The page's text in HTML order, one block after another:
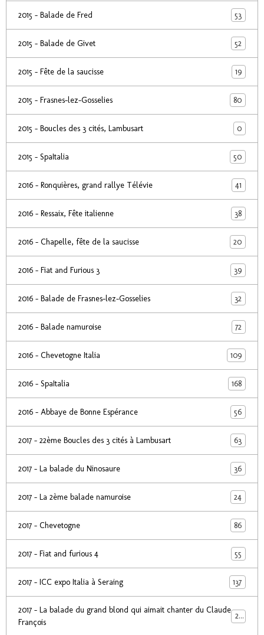
2015 - Balade de Fred 53
2015 - Balade de Givet 52
2015 - Fête de la saucisse 19
2015 - Frasnes-lez-Gosselies 80
2015 - Boucles des 3 cités, Lambusart 0
2015 - SpaItalia 50
2016 - Ronquières, grand rallye Télévie 41
2016 - Ressaix, Fête italienne 38
2016 - Chapelle, fête de la saucisse 20
2016 - Fiat and Furious 3 39
2016 - Balade de Frasnes-lez-Gosselies 32
2016 - Balade namuroise 72
2016 - Chevetogne Italia 109
2016 - SpaItalia 168
2016 - Abbaye de Bonne Espérance 56
2017 - 22ème Boucles des 3 cités à Lambusart 63
2017 - La balade du Ninosaure 36
2017 - La 2ème balade namuroise 24
2017 - Chevetogne 86
2017 - Fiat and furious 4 55
2017 - ICC expo Italia à Seraing 137
2017 - La balade du grand blond qui aimait chanter du Claude
François
24